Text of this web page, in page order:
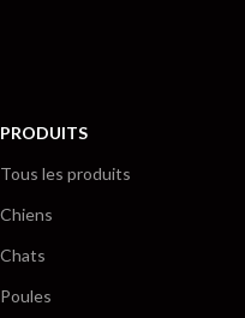
PRODUITS
Tous les produits
Chiens
Chats
Poules